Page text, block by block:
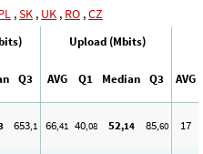
,SK , UK , RO ,CZ
Upload (Mbits)
Q3 AVG Q1 Median Q3 AVG
653,1 66,41 40,08 52,14 85,60 17